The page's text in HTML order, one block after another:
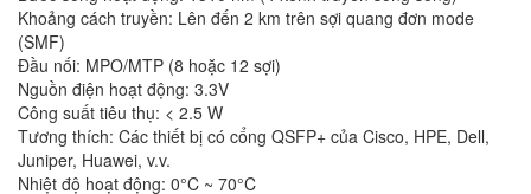
Khoảng cách truyền: Lên đến 2 km trên sợi quang đơn mode
(SMF)
Đầu nối: MPO/MTP (8 hoặc 12 sợi)
Nguồn điện hoạt động: 3.3V
Công suất tiêu thụ: < 2.5 W
Tương thích: Các thiết bị có cổng QSFP+ của Cisco, HPE, Dell,
Juniper, Huawei, v.v.
Nhiệt độ hoạt động: 0°C ~ 70°C